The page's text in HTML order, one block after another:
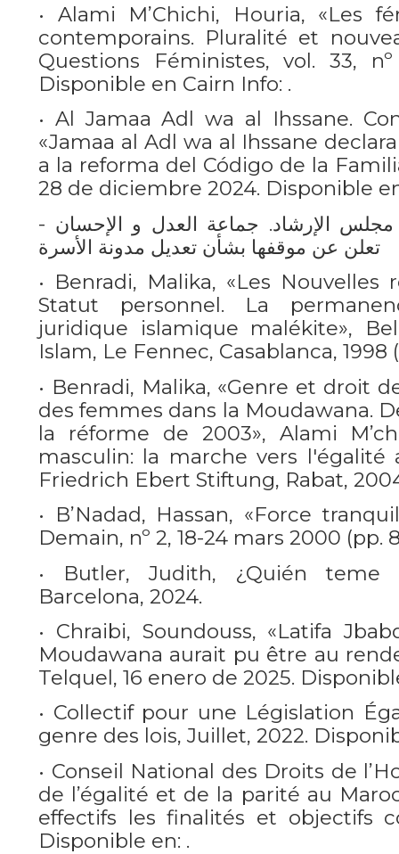
• Alami M’Chichi, Houria, «Les
contemporains. Pluralité et
Questions Féministes, vol. 33,
Disponible en Cairn Info: .
• Al Jamaa Adl wa al Ihssane.
«Jamaa al Adl wa al Ihssane
a la reforma del Código de la
28 de diciembre 2024. Disponible
- جماعة العدل و الاحسان. مجلس الإرشاد. جماعة العدل و الإحسان
تعلن عن موقفها بشأن تعديل مدونة الأسرة
• Benradi, Malika, «Les Nouvelles
Statut personnel. La
juridique islamique malékite»,
Islam, Le Fennec, Casablanca, 1998
• Benradi, Malika, «Genre et droit
des femmes dans la Moudawana.
la réforme de 2003», Alami
masculin: la marche vers l'égalité
Friedrich Ebert Stiftung, Rabat,
• B’Nadad, Hassan, «Force
Demain, nº 2, 18-24 mars 2000 (pp.
• Butler, Judith, ¿Quién teme
Barcelona, 2024.
• Chraibi, Soundouss, «Latifa
Moudawana aurait pu être au
Telquel, 16 enero de 2025.
• Collectif pour une Législation
genre des lois, Juillet, 2022.
• Conseil National des Droits de
de l’égalité et de la parité au
effectifs les finalités et objectifs
Disponible en: .